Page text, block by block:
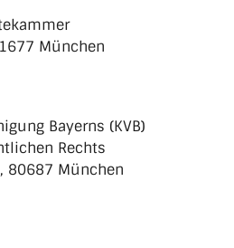
München
Bayerns (KVB)
Rechts
80687 München